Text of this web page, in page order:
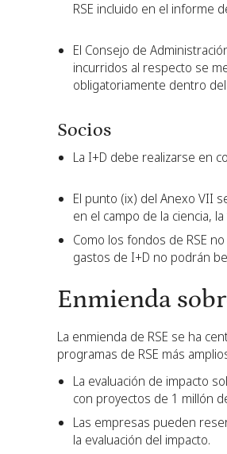
RSE incluido en el informe
El Consejo de
incurridos al respecto se
obligatoriamente dentro
Socios
La I+D debe realizarse en
El punto (ix) del Anexo VII
en el campo de la ciencia,
Como los fondos de RSE
gastos de I+D no podrán
Enmienda
La enmienda de RSE se ha
programas de RSE más
La evaluación de impacto
con proyectos de 1 millón
Las empresas pueden
la evaluación del impacto.